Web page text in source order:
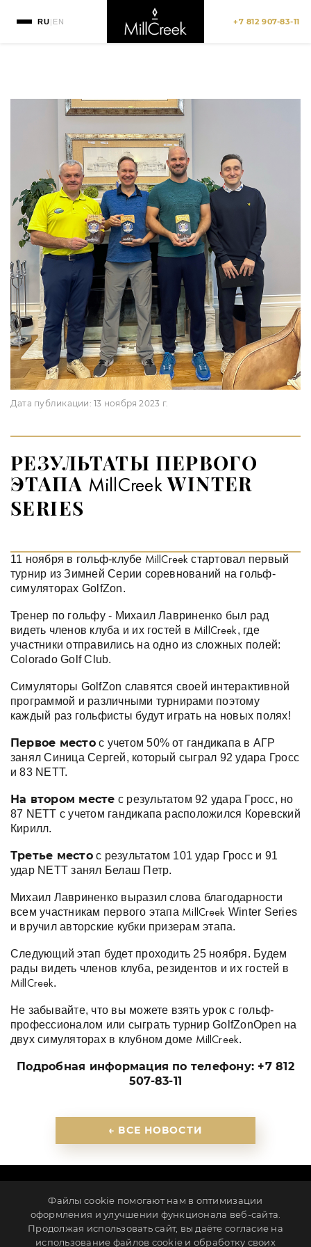
RU| EN +7 812 907-83-11
Дата публикации:13 ноября 2023 г.
РЕЗУЛЬТАТЫ ПЕРВОГО
ЭТАПА MillCreek WINTER
SERIES
11 ноября в гольф-клубе MillCreek стартовал первый
турнир из Зимней Серии соревнований на гольф-
симуляторах GolfZon.
Тренер по гольфу - Михаил Лавриненко был рад
видеть членов клуба и их гостей в MillCreek, где
участники отправились на одно из сложных полей:
Colorado Golf Club.
Симуляторы GolfZon славятся своей интерактивной
программой и различными турнирами поэтому
каждый раз гольфисты будут играть на новых полях!
Первое местос учетом 50% от гандикапа в АГР
занял Синица Сергей, который сыграл 92 удара Гросс
и 83 NETT.
На втором месте с результатом 92 удара Гросс, но
87 NETT с учетом гандикапа расположился Коревский
Кирилл.
Третье местос результатом 101 удар Гросс и 91
удар NETT занял Белаш Петр.
Михаил Лавриненко выразил слова благодарности
всем участникам первого этапа MillCreek Winter Series
и вручил авторские кубки призерам этапа.
Следующий этап будет проходить 25 ноября. Будем
рады видеть членов клуба, резидентов и их гостей в
MillCreek.
Не забывайте, что вы можете взять урок с гольф-
профессионалом или сыграть турнир GolfZonOpen на
двух симуляторах в клубном доме MillCreek.
Подробная информация по телефону: +7 812
507-83-11
← ВСЕ НОВОСТИ
Ленинградская обл., г. Всеволожск, ул. Клубная, д. 1
ИНВЕСТОРАМ ПОЛИТИКА КОНФИДЕНЦИАЛЬНОСТИ
Файлы cookie помогают нам в оптимизации
оформления и улучшении функционала веб-сайта.
Продолжая использовать сайт, вы даёте согласие на
использование файлов cookie и обработку своих